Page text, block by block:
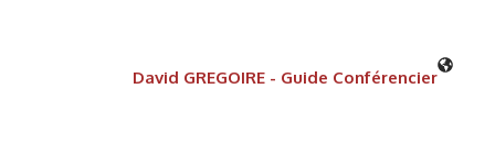
David GREGOIRE - Guide Conférencier